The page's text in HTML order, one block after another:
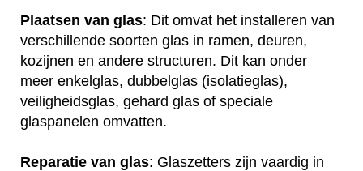
Plaatsen van glas: Dit omvat het installeren van
verschillende soorten glas in ramen, deuren,
kozijnen en andere structuren. Dit kan onder
meer enkelglas, dubbelglas (isolatieglas),
veiligheidsglas, gehard glas of speciale
glaspanelen omvatten.
Reparatie van glas: Glaszetters zijn vaardig in